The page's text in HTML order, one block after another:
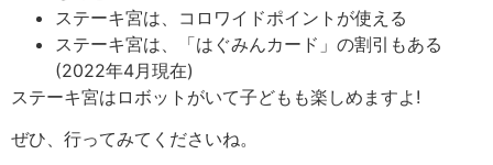
ステーキ宮は、コロワイドポイントが使える
ステーキ宮は、「はぐみんカード」の割引もある
(2022年4月現在)
ステーキ宮はロボットがいて子どもも楽しめますよ!
ぜひ、行ってみてくださいね。